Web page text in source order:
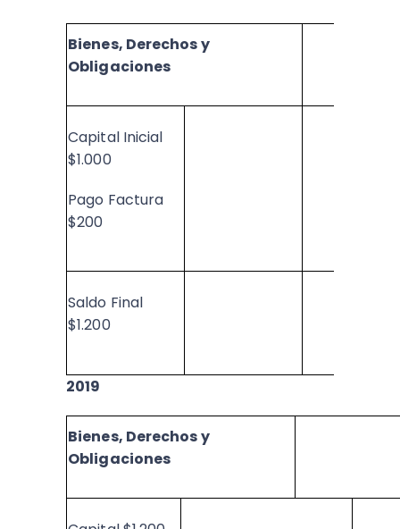
Bienes, Derechos y
Obligaciones
Capital Inicial
$1.000
Pago Factura
$200
Saldo Final
$1.200
2019
Bienes, Derechos y
Obligaciones